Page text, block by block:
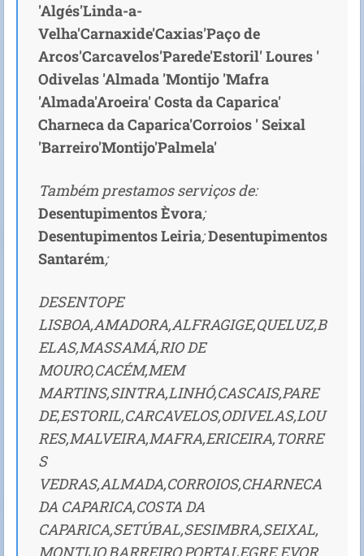
'Algés'Linda-a-
Velha'Carnaxide'Caxias'Paço de
Arcos'Carcavelos'Parede'Estoril' Loures '
Odivelas 'Almada 'Montijo 'Mafra
'Almada'Aroeira' Costa da Caparica'
Charneca da Caparica'Corroios ' Seixal
'Barreiro'Montijo'Palmela'
Também prestamos serviços de:
Desentupimentos Èvora;
Desentupimentos Leiria;Desentupimentos
Santarém;
DESENTOPE
LISBOA,AMADORA,ALFRAGIGE,QUELUZ,B
ELAS,MASSAMÁ,RIO DE
MOURO,CACÉM,MEM
MARTINS,SINTRA,LINHÓ,CASCAIS,PARE
DE,ESTORIL,CARCAVELOS,ODIVELAS,LOU
RES,MALVEIRA,MAFRA,ERICEIRA,TORRE
S
VEDRAS,ALMADA,CORROIOS,CHARNECA
DA CAPARICA,COSTA DA
CAPARICA,SETÚBAL,SESIMBRA,SEIXAL,
MONTIJO,BARREIRO,PORTALEGRE,EVOR